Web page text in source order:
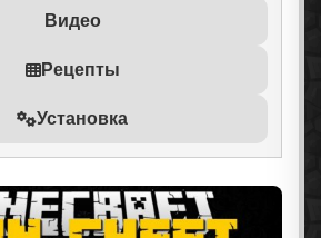
Видео
Рецепты
Установка